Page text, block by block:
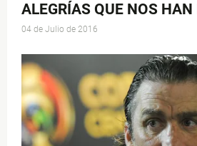
ALEGRÍAS QUE NOS HAN
04 de Julio de 2016